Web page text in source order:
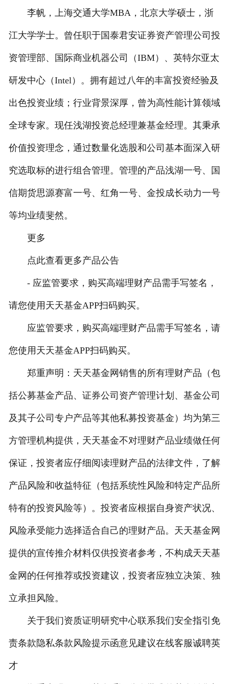
李帆，上海交通大学MBA，北京大学硕士，浙
江大学学士。曾任职于国泰君安证券资产管理公司投
资管理部、国际商业机器公司（IBM）、英特尔亚太
研发中心（Intel）。拥有超过八年的丰富投资经验及
出色投资业绩；行业背景深厚，曾为高性能计算领域
全球专家。现任浅湖投资总经理兼基金经理。其秉承
价值投资理念，通过数量化选股和公司基本面深入研
究选取标的进行组合管理。管理的产品浅湖一号、国
信期货思源赛富一号、红角一号、金投成长动力一号
等均业绩斐然。
更多
点此查看更多产品公告
- 应监管要求，购买高端理财产品需手写签名，
请您使用天天基金APP扫码购买。
应监管要求，购买高端理财产品需手写签名，请
您使用天天基金APP扫码购买。
郑重声明：天天基金网销售的所有理财产品（包
括公募基金产品、证券公司资产管理计划、基金公司
及其子公司专户产品等其他私募投资基金）均为第三
方管理机构提供，天天基金不对理财产品业绩做任何
保证，投资者应仔细阅读理财产品的法律文件，了解
产品风险和收益特征（包括系统性风险和特定产品所
特有的投资风险等）。投资者应根据自身资产状况、
风险承受能力选择适合自己的理财产品。天天基金网
提供的宣传推介材料仅供投资者参考，不构成天天基
金网的任何推荐或投资建议，投资者应独立决策、独
立承担风险。
关于我们资质证明研究中心联系我们安全指引免
责条款隐私条款风险提示函意见建议在线客服诚聘英
才